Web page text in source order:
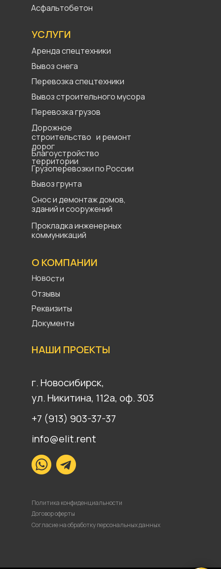
О КОМПАНИИ
НАШИ ПРОЕКТЫ
Согласие на обработку персональных данных
Договор оферты
Политика конфиденциальности
info@elit.rent
+7 (913) 903-37-37
г. Новосибирск,
ул. Никитина, 112а, оф. 303
Асфальтобетон
УСЛУГИ
Прокладка инженерных
коммуникаций
Снос и демонтаж домов,
зданий и сооружений
Благоустройство
территории
Дорожное
строительство и ремонт
дорог
Вывоз строительного мусора
Вывоз снега
Вывоз грунта
Грузоперевозки по России
Перевозка грузов
Перевозка спецтехники
Аренда спецтехники
Документы
Реквизиты
Отзывы
Новости